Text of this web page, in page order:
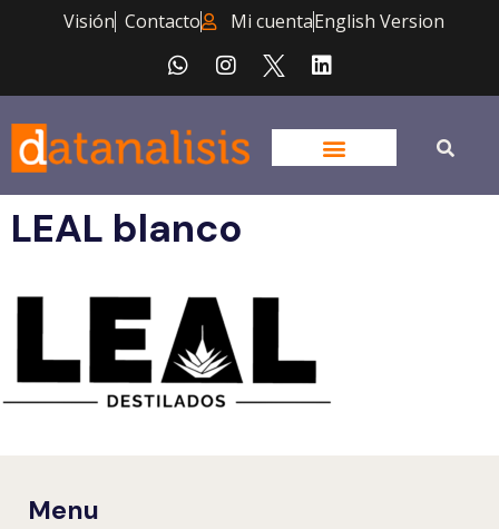
Visión Contacto Mi cuentaEnglish Version
LEAL blanco
Menu